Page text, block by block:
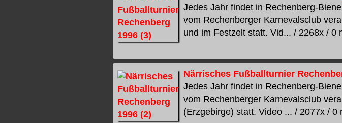
Jedes Jahr findet in Rechenberg-
vom Rechenberger Karnevalsclub
und im Festzelt statt. Vid... / 2268x / 0
Närrisches Fußballturnier
Jedes Jahr findet in Rechenberg-
vom Rechenberger Karnevalsclub
(Erzgebirge) statt. Video ... / 2077x / 0